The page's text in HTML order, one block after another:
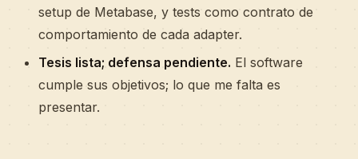
setup de Metabase, y tests como contrato de
comportamiento de cada adapter.
Tesis lista; defensa pendiente. El software
cumple sus objetivos; lo que me falta es
presentar.